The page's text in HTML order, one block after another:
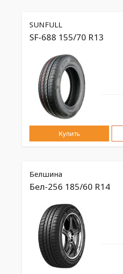
SUNFULL
SF-688 155/70 R13
Купить
Белшина
Бел-256 185/60 R14